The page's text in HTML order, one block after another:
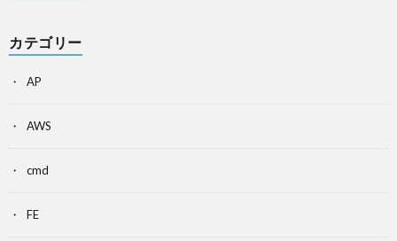
カテゴリー
AP
AWS
cmd
FE